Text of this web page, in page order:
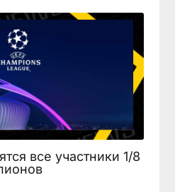
все участники 1/8